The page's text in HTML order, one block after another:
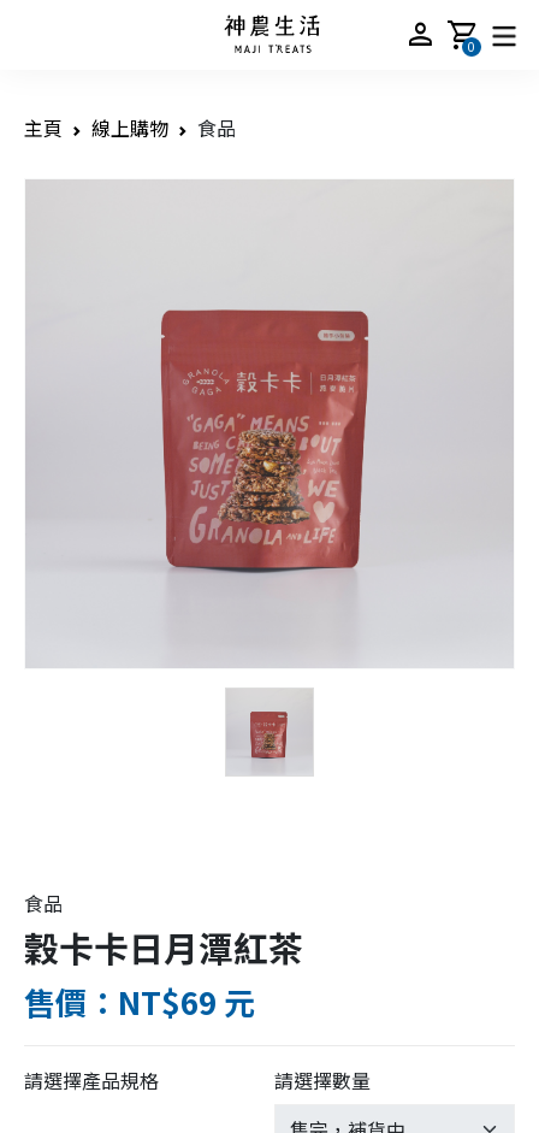
person shopping_cart
0
主頁 線上購物 食品
食品
穀卡卡日月潭紅茶
售價：NT$69 元
請選擇產品規格 請選擇數量